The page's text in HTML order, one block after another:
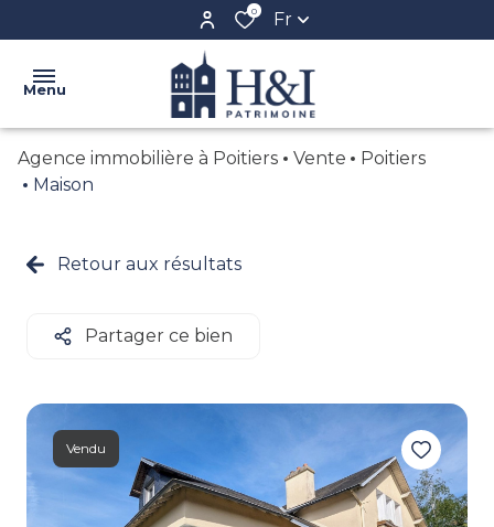
0 Fr
Menu
ACCUEIL
NOS
BIENS
CONFIEZ
BIEN
CRÉER
VOTRE
ALERTE
Agence immobilière à Poitiers Vente
Poitiers
Maison
Retour aux résultats
Partager ce bien
Vendu